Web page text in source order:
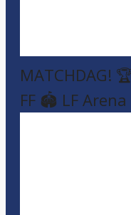
MATCHDAG!
FF 🏟️ LF Arena